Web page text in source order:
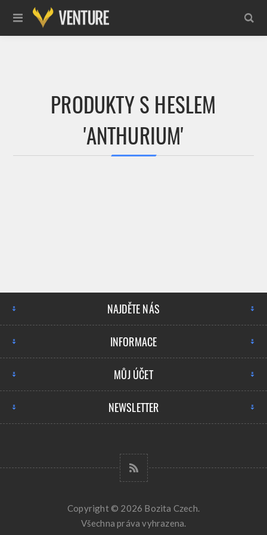
PRODUKTY S HESLEM
'ANTHURIUM'
NAJDĚTE NÁS
INFORMACE
MŮJ ÚČET
NEWSLETTER
Copyright © 2026 Bozita Czech.
Všechna práva vyhrazena.